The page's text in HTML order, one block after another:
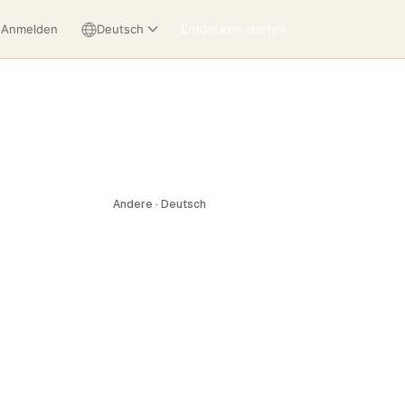
Entdecken starten
Anmelden Deutsch
Andere · Deutsch